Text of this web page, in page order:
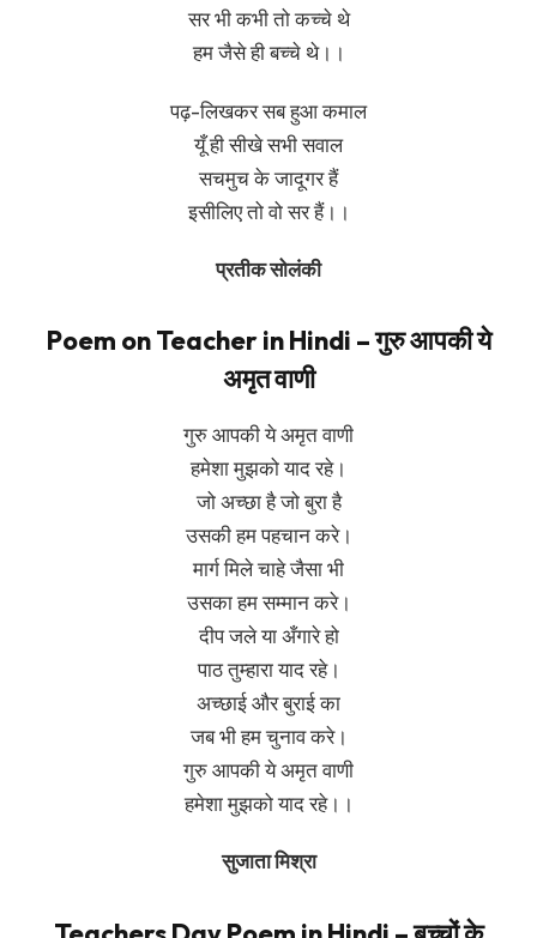
सर भी कभी तो कच्चे थे
हम जैसे ही बच्चे थे।।
पढ़-लिखकर सब हुआ कमाल
यूँ ही सीखे सभी सवाल
सचमुच के जादूगर हैं
इसीलिए तो वो सर हैं।।
प्रतीक सोलंकी
Poem on Teacher in Hindi – गुरु आपकी ये
अमृत वाणी
गुरु आपकी ये अमृत वाणी
हमेशा मुझको याद रहे।
जो अच्छा है जो बुरा है
उसकी हम पहचान करे।
मार्ग मिले चाहे जैसा भी
उसका हम सम्मान करे।
दीप जले या अँगारे हो
पाठ तुम्हारा याद रहे।
अच्छाई और बुराई का
जब भी हम चुनाव करे।
गुरु आपकी ये अमृत वाणी
हमेशा मुझको याद रहे।।
सुजाता मिश्रा